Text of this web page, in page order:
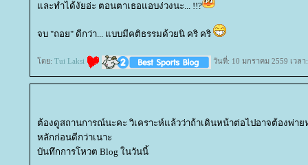
ละทำได้งัยอ่ะ ตอนตาเธอแอบง่วงนะ... !!?
จบ "ถอย" ดีกว่า... แบบมีคติธรรมด้วยนิ คริ คริ
ดย: Tui Laksi วันที่: 10 มกราคม 2559 เวลา
ต้องดูสถานการณ์นะคะ วิเคราะห์แล้วว่าถ้าเดินหน้าต่อไปอาจต้องพ่า
หลักก่อนดีกว่าเนาะ
บันทึกการโหวต Blog ในวันนี้